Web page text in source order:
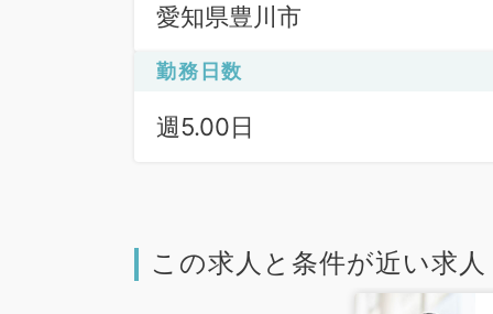
愛知県豊川市
勤務日数
週5.00日
この求人と条件が近い求人